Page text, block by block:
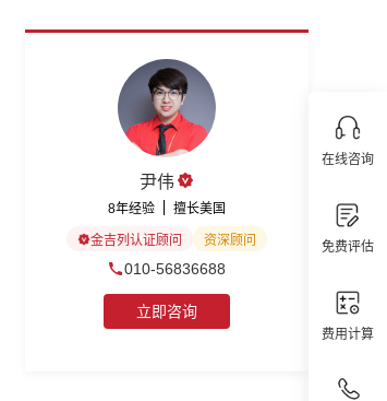
在线咨询
免费评估
费用计算
尹伟
8年经验 擅长美国
金吉列认证顾问 资深顾问
010-56836688
立即咨询